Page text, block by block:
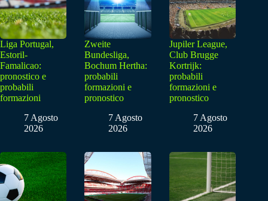
Liga Portugal,
Estoril-
Famalicao:
pronostico e
probabili
formazioni
7 Agosto
2026
Zweite
Bundesliga,
Bochum Hertha:
probabili
formazioni e
pronostico
7 Agosto
2026
Jupiler League,
Club Brugge
Kortrijk:
probabili
formazioni e
pronostico
7 Agosto
2026